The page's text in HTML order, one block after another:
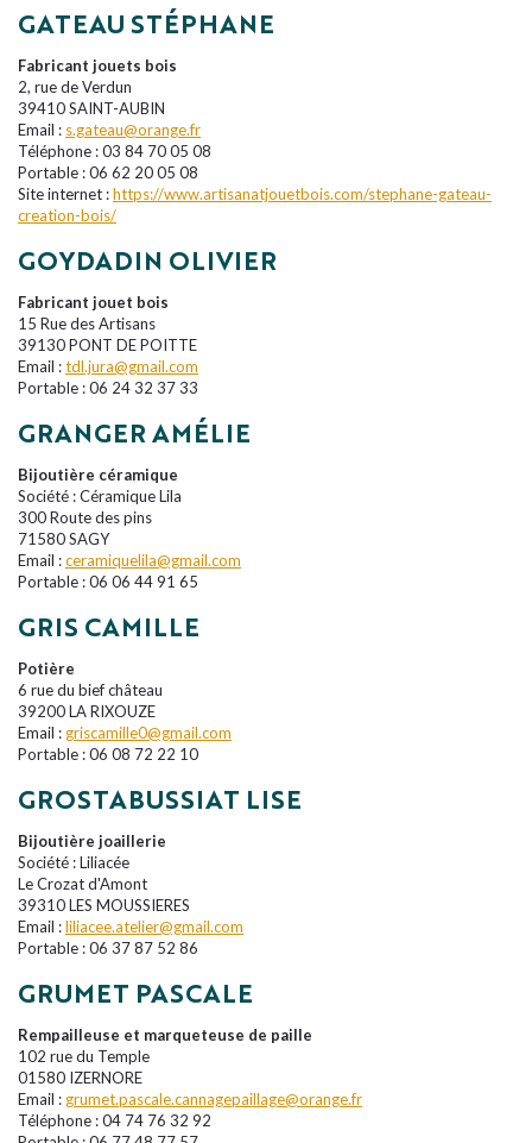
GATEAU STÉPHANE
Fabricant jouets bois
2, rue de Verdun
39410 SAINT-AUBIN
Email : s.gateau@orange.fr
Téléphone : 03 84 70 05 08
Portable : 06 62 20 05 08
Site internet :https://www.artisanatjouetbois.com/stephane-gateau-
creation-bois/
GOYDADIN OLIVIER
Fabricant jouet bois
15 Rue des Artisans
39130 PONT DE POITTE
Email :tdl.jura@gmail.com
Portable : 06 24 32 37 33
GRANGER AMÉLIE
Bijoutière céramique
Société : Céramique Lila
300 Route des pins
71580 SAGY
Email :ceramiquelila@gmail.com
Portable : 06 06 44 91 65
GRIS CAMILLE
Potière
6 rue du bief château
39200 LA RIXOUZE
Email : griscamille0@gmail.com
Portable : 06 08 72 22 10
GROSTABUSSIAT LISE
Bijoutière joaillerie
Société : Liliacée
Le Crozat d'Amont
39310 LES MOUSSIERES
Email :liliacee.atelier@gmail.com
Portable : 06 37 87 52 86
GRUMET PASCALE
Rempailleuse et marqueteuse de paille
102 rue du Temple
01580 IZERNORE
Email : grumet.pascale.cannagepaillage@orange.fr
Téléphone : 04 74 76 32 92